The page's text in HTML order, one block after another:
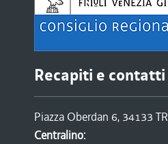
Recapiti e contatti
Piazza Oberdan 6, 34133
Centralino: